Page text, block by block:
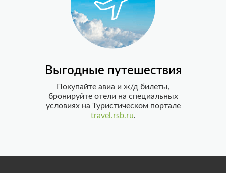
Выгодные путешествия
Покупайте авиа и ж/д билеты,
бронируйте отели на специальных
условиях на Туристическом портале
travеl.rsb.ru.